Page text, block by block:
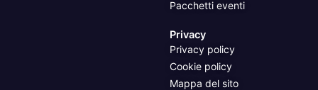
Pacchetti eventi
Privacy
Privacy policy
Cookie policy
Mappa del sito